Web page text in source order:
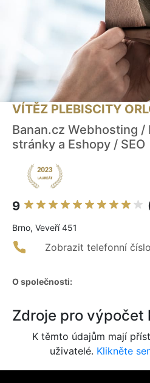
VÍTĚZ PLEBISCITY
Banan.cz Webhosting /
stránky a Eshopy / SEO
9
Brno, Veveří 451
Zobrazit telefonní číslo
O společnosti:
Zdroje pro výpočet
K těmto údajům mají
uživatelé. Klikněte